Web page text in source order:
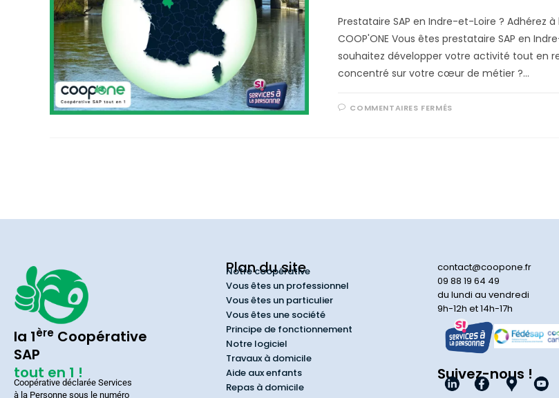
Prestataire SAP en Indre-et-Loire ? Adhérez
COOP'ONE Vous êtes prestataire SAP en
souhaitez développer votre activité tout en
concentré sur votre cœur de métier ?…
COMMENTAIRES FERMÉS
la 1ère Coopérative
SAP
tout en 1 !
Coopérative déclarée Services
à la Personne sous le numéro
Plan du site
Notre coopérative
Vous êtes un professionnel
Vous êtes un particulier
Vous êtes une société
Principe de fonctionnement
Notre logiciel
Travaux à domicile
Aide aux enfants
Repas à domicile
contact@coopone.fr
09 88 19 64 49
du lundi au vendredi
9h-12h et 14h-17h
Suivez-nous !